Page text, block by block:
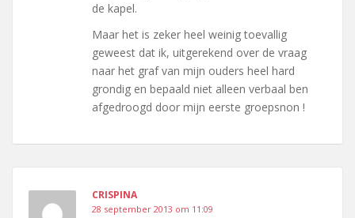
de kapel.
Maar het is zeker heel weinig toevallig
geweest dat ik, uitgerekend over de vraag
naar het graf van mijn ouders heel hard
grondig en bepaald niet alleen verbaal ben
afgedroogd door mijn eerste groepsnon !
CRISPINA
28 september 2013 om 11:09